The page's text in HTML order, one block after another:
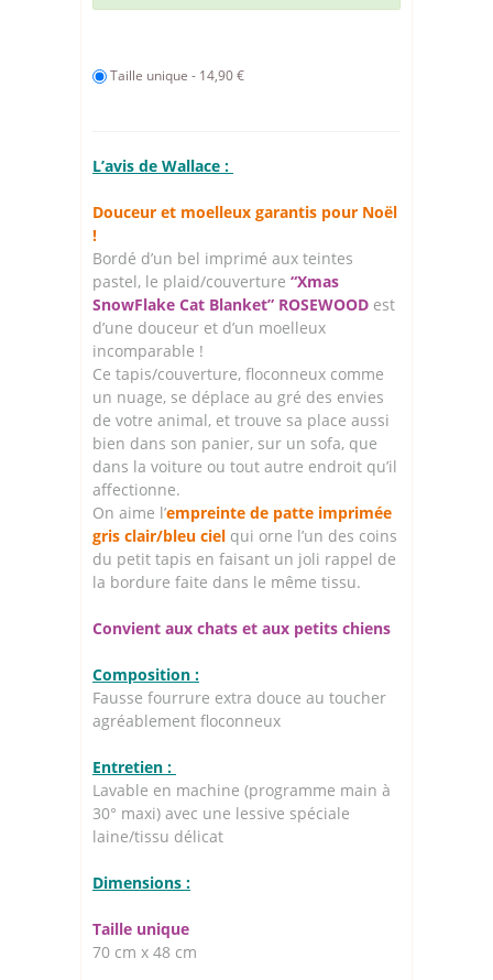
Taille unique - 14,90 €
L’avis de Wallace :
Douceur et moelleux garantis pour Noël
!
Bordé d’un bel imprimé aux teintes
pastel, le plaid/couverture “Xmas
SnowFlake Cat Blanket” ROSEWOOD est
d’une douceur et d’un moelleux
incomparable !
Ce tapis/couverture, floconneux comme
un nuage, se déplace au gré des envies
de votre animal, et trouve sa place aussi
bien dans son panier, sur un sofa, que
dans la voiture ou tout autre endroit qu’il
affectionne.
On aime l’empreinte de patte imprimée
gris clair/bleu ciel qui orne l’un des coins
du petit tapis en faisant un joli rappel de
la bordure faite dans le même tissu.
Convient aux chats et aux petits chiens
Composition :
Fausse fourrure extra douce au toucher
agréablement floconneux
Entretien :
Lavable en machine (programme main à
30° maxi) avec une lessive spéciale
laine/tissu délicat
Dimensions :
Taille unique
70 cm x 48 cm